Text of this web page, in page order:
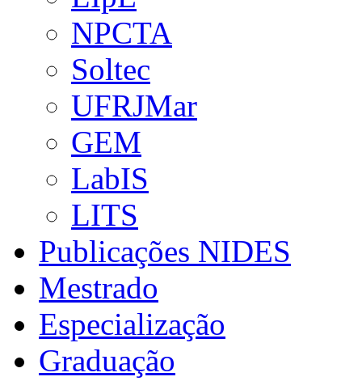
NPCTA
Soltec
UFRJMar
GEM
LabIS
LITS
Publicações NIDES
Mestrado
Especialização
Graduação